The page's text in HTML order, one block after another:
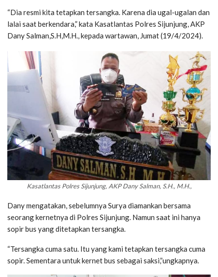
“Dia resmi kita tetapkan tersangka. Karena dia ugal-ugalan dan
lalai saat berkendara,” kata Kasatlantas Polres Sijunjung, AKP
Dany Salman,S.H,M.H., kepada wartawan, Jumat (19/4/2024).
Kasatlantas Polres Sijunjung, AKP Dany Salman, S.H., M.H.,
Dany mengatakan, sebelumnya Surya diamankan bersama
seorang kernetnya di Polres Sijunjung. Namun saat ini hanya
sopir bus yang ditetapkan tersangka.
“Tersangka cuma satu. Itu yang kami tetapkan tersangka cuma
sopir. Sementara untuk kernet bus sebagai saksi,”ungkapnya.